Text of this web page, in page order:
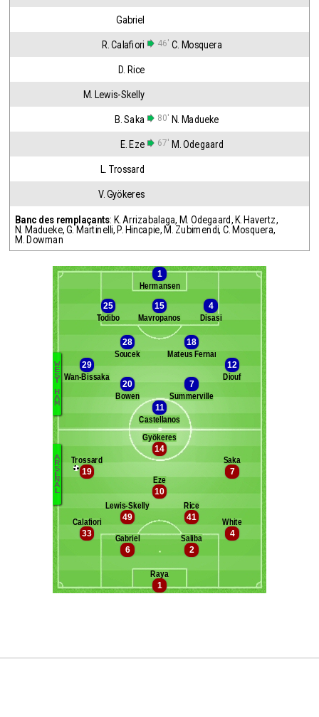
Gabriel
R. Calafiori 46' C. Mosquera
D. Rice
M. Lewis-Skelly
B. Saka 80' N. Madueke
E. Eze 67' M. Odegaard
L. Trossard
V. Gyökeres
Banc des remplaçants: K. Arrizabalaga, M. Odegaard, K. Havertz,
N. Madueke,G. Martinelli, P. Hincapie, M. Zubimendi, C. Mosquera,
M. Dowman